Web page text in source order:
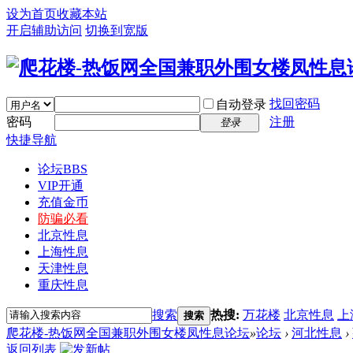
设为首页收藏本站
开启辅助访问 切换到宽版
自动登录 找回密码
密码
登录
注册
快捷导航
论坛BBS
VIP开通
充值金币
防骗必看
北京性息
上海性息
天津性息
重庆性息
搜索 搜索 热搜: 万花楼 北京性息
爬花楼-热饭网全国兼职外围女楼凤性息论坛»论坛 › 河北性息 ›
返回列表